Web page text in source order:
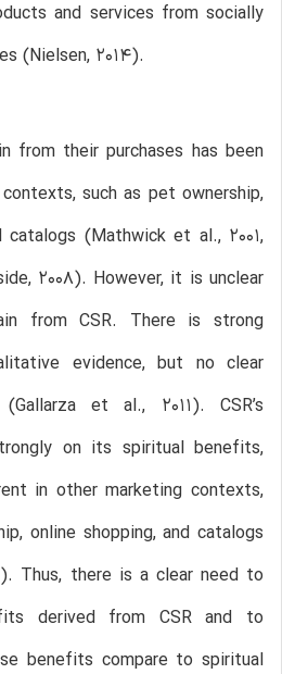
and services from socially
(Nielsen, 2014).
from their purchases has been
such as pet ownership,
catalogs (Mathwick et al., 2001,
2008). However, it is unclear
from CSR. There is strong
evidence, but no clear
et al., 2011). CSR’s
on its spiritual benefits,
in other marketing contexts,
online shopping, and catalogs
Thus, there is a clear need to
derived from CSR and to
benefits compare to spiritual